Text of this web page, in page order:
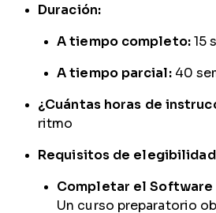
Duración:
A tiempo completo: 15
A tiempo parcial: 40
¿Cuántas horas de
ritmo
Requisitos de
Completar el Software
Un curso preparatorio